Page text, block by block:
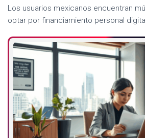
Los usuarios mexicanos encuentran
optar por financiamiento personal